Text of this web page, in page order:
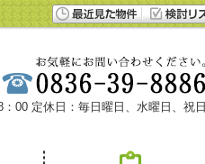
：00 定休日：毎日曜日、水曜日、祝日